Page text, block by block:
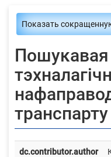
Показать
Пошукавая
транспарту
dc.contributor.author